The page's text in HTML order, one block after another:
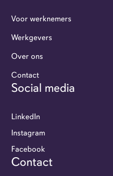
Werkgevers
Flexi-jobbers
Over ons
Contact
Voor werknemers
Werkgevers
Over ons
Contact
Social media
LinkedIn
Instagram
Facebook
Contact